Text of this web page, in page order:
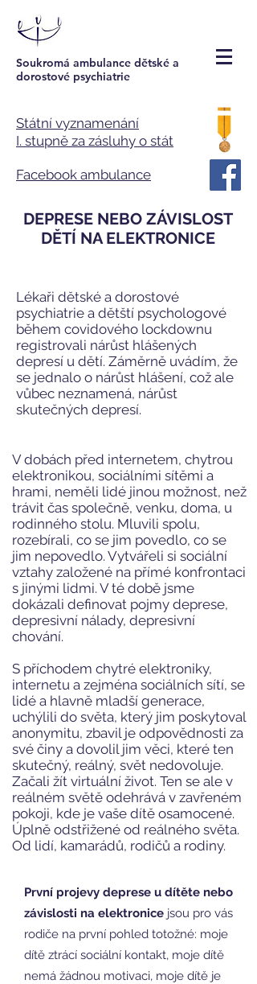
Soukromá ambulance dětské a
dorostové psychiatrie
Státní vyznamenání
I. stupně za zásluhy o stát
Facebook ambulance
DEPRESE NEBO ZÁVISLOST
DĚTÍ NA ELEKTRONICE
Lékaři dětské a dorostové
psychiatrie a dětští psychologové
během covidového lockdownu
registrovali nárůst hlášených
depresí u dětí. Záměrně uvádím, že
se jednalo o nárůst hlášení, což ale
vůbec neznamená, nárůst
skutečných depresí.
V dobách před internetem, chytrou
elektronikou, sociálními sítěmi a
hrami, neměli lidé jinou možnost, než
trávit čas společně, venku, doma, u
rodinného stolu. Mluvili spolu,
rozebírali, co se jim povedlo, co se
jim nepovedlo. Vytvářeli si sociální
vztahy založené na přímé konfrontaci
s jinými lidmi. V té době jsme
dokázali definovat pojmy deprese,
depresivní nálady, depresivní
chování.
S příchodem chytré elektroniky,
internetu a zejména sociálních sítí, se
lidé a hlavně mladší generace,
uchýlili do světa, který jim poskytoval
anonymitu, zbavil je odpovědnosti za
své činy a dovolil jim věci, které ten
skutečný, reálný, svět nedovoluje.
Začali žít virtuální život. Ten se ale v
reálném světě odehrává v zavřeném
pokoji, kde je vaše dítě osamocené.
Úplně odstřižené od reálného světa.
Od lidí, kamarádů, rodičů a rodiny.
První projevy deprese u dítěte nebo
závislosti na elektronice jsou pro vás
rodiče na první pohled totožné: moje
dítě ztrácí sociální kontakt, moje dítě
nemá žádnou motivaci, moje dítě je